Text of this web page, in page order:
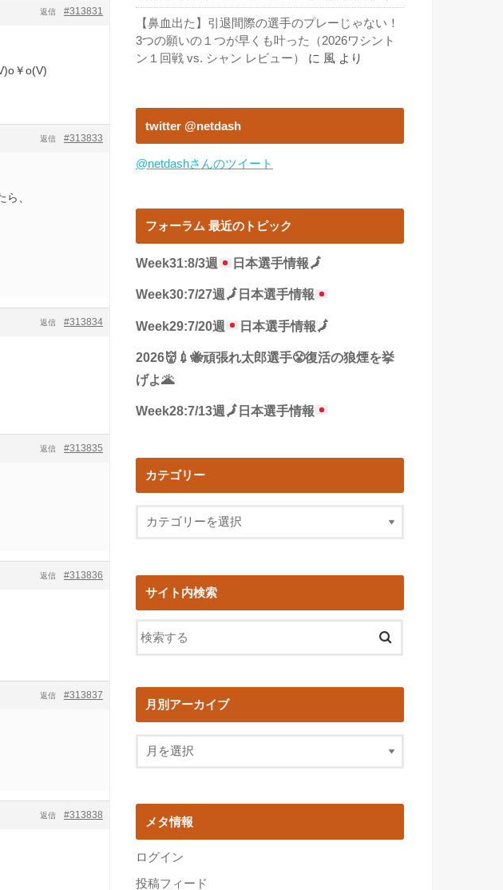
#313831
返信
￥o(V)
#313833
返信
、
#313834
返信
#313835
返信
#313836
返信
#313837
返信
#313838
返信
【鼻血出た】引退間際の選手のプレーじゃない！
3つの願いの１つが早くも叶った（2026ワシント
ン１回戦 vs. シャン レビュー）
に 風 より
twitter @netdash
@netdashさんのツイート
フォーラム 最近のトピック
Week31:8/3週 日本選手情報🗾
Week30:7/27週🗾 日本選手情報
Week29:7/20週 日本選手情報🗾
2026👹💉🐝頑張れ太郎選手😤復活の狼煙を挙
げよ🌋
Week28:7/13週 🗾 日本選手情報
カテゴリー
サイト内検索
月別アーカイブ
メタ情報
ログイン
投稿フィード